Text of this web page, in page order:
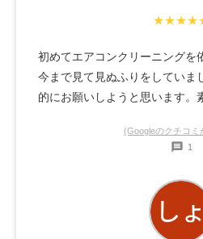
初めてエアコンクリーニングを
今まで見て見ぬふりをしていま
的にお願いしようと思います。
りがとうございます。(Googleのクチコミ
1